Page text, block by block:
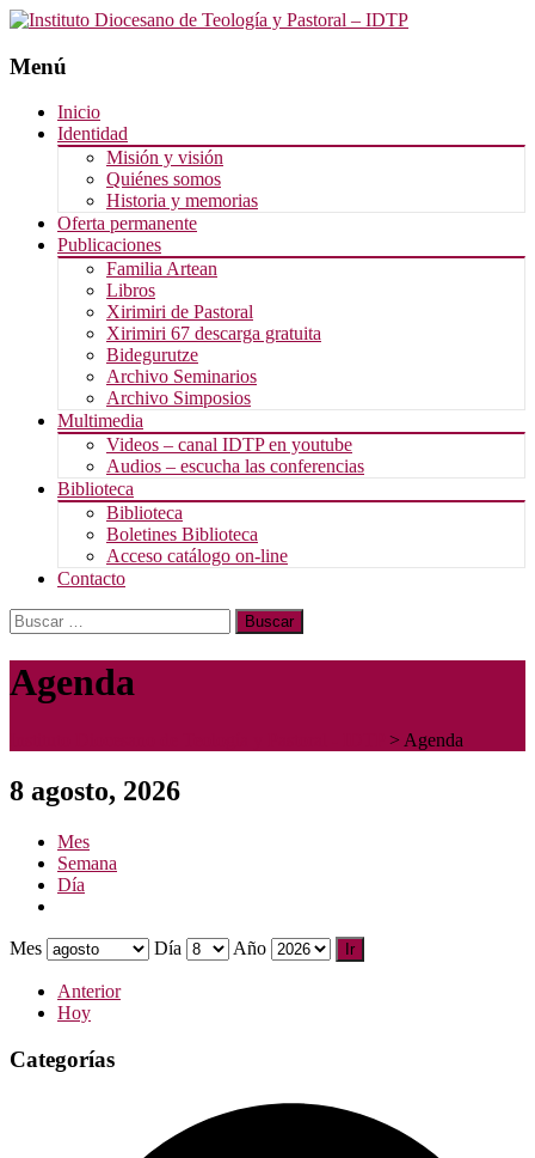
Menú
Saltar
contenido
Inicio
Identidad
Misión y visión
Quiénes somos
Historia y memorias
Oferta permanente
Publicaciones
Familia Artean
Libros
Xirimiri de Pastoral
Xirimiri 67 descarga gratuita
Bidegurutze
Archivo Seminarios
Archivo Simposios
Multimedia
Videos – canal IDTP en youtube
Audios – escucha las conferencias
Biblioteca
Biblioteca
Boletines Biblioteca
Acceso catálogo on-line
Contacto
Buscar:
Agenda
> Agenda
8 agosto, 2026
Mes
Semana
Día
Mes Día Año
Anterior
Hoy
Categorías